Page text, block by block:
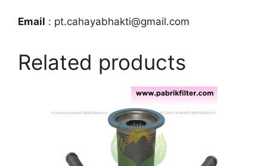
Email : pt.cahayabhakti@gmail.com
Related products